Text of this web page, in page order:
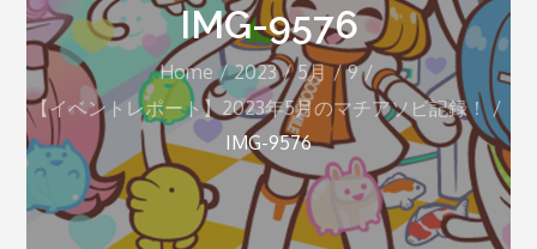
IMG-9576
Home 2023 5月
9
【イベントレポート】2023年5月のマチアソビ記録！
IMG-9576